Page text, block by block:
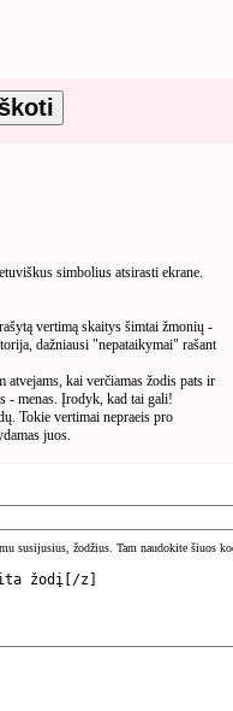
simbolius atsirasti ekrane.
vertimą skaitys šimtai žmonių -
dažniausi "nepataikymai" rašant
kai verčiamas žodis pats ir
- menas. Įrodyk, kad tai gali!
Tokie vertimai nepraeis pro
juos.
susijusius, žodžius. Tam naudokite šiuos